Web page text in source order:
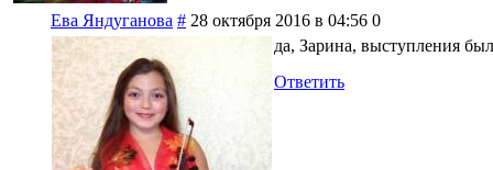
Ева Яндуганова # 28 октября 2016 в 04:56 0
да, Зарина, выступления
Ответить